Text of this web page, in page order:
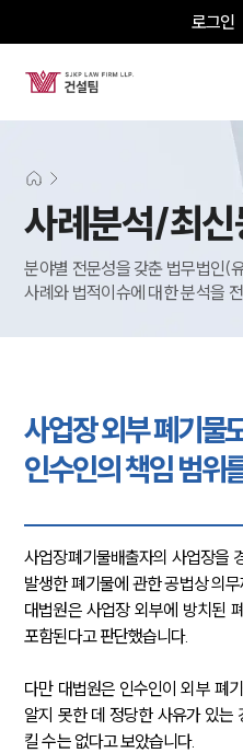
로그인
사례분석/최신
분야별 전문성을 갖춘 법무법인(
사례와 법적이슈에 대한 분석을
사업장 외부 폐기물
인수인의 책임 범위
사업장폐기물배출자의 사업장을
발생한 폐기물에 관한 공법상 의
대법원은 사업장 외부에 방치된
포함된다고 판단했습니다.
다만 대법원은 인수인이 외부 폐
알지 못한 데 정당한 사유가 있는
킬 수는 없다고 보았습니다.